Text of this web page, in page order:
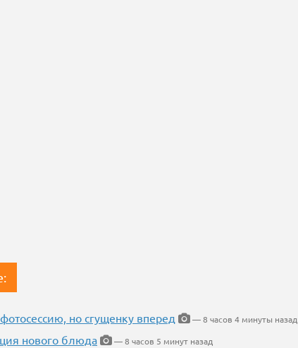
но сгущенку вперед
— 8 часов 4 минуты назад
нового блюда
— 8 часов 5 минут назад